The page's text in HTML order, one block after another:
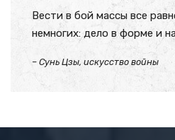
Вести в бой массы все
немногих: дело в форме и
– Сунь Цзы, искусство войны